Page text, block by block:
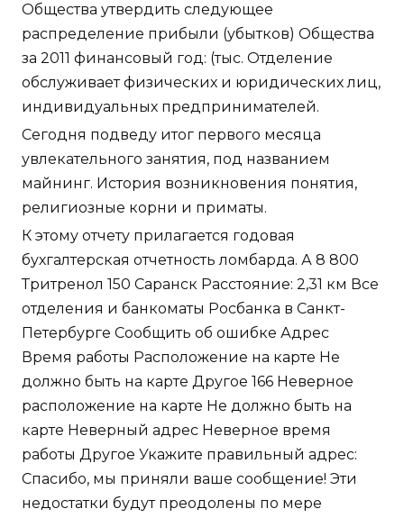
Общества утвердить следующее
распределение прибыли (убытков) Общества
за 2011 финансовый год: (тыс. Отделение
обслуживает физических и юридических лиц,
индивидуальных предпринимателей.
Сегодня подведу итог первого месяца
увлекательного занятия, под названием
майнинг. История возникновения понятия,
религиозные корни и приматы.
К этому отчету прилагается годовая
бухгалтерская отчетность ломбарда. А 8 800
Тритренол 150 Саранск Расстояние: 2,31 км Все
отделения и банкоматы Росбанка в Санкт-
Петербурге Сообщить об ошибке Адрес
Время работы Расположение на карте Не
должно быть на карте Другое 166 Неверное
расположение на карте Не должно быть на
карте Неверный адрес Неверное время
работы Другое Укажите правильный адрес:
Спасибо, мы приняли ваше сообщение! Эти
недостатки будут преодолены по мере